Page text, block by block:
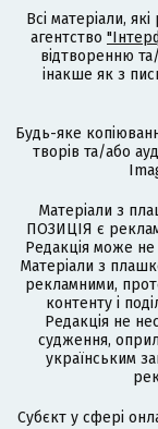
Всі матеріали,
агентство
відтворенню
інакше як з
Будь-яке
творів та/або
Матеріали з
ПОЗИЦІЯ є
Редакція може не
Матеріали з
рекламними,
контенту і
Редакція не
судження,
українським
Cубєкт у сфері